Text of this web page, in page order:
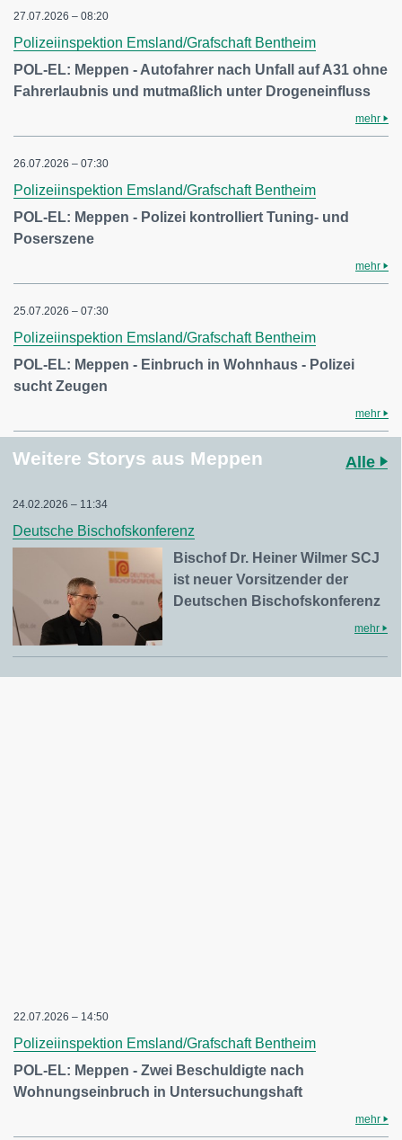
27.07.2026 – 08:20
Polizeiinspektion Emsland/Grafschaft Bentheim
POL-EL: Meppen - Autofahrer nach Unfall auf A31 ohne
Fahrerlaubnis und mutmaßlich unter Drogeneinfluss
mehr
26.07.2026 – 07:30
Polizeiinspektion Emsland/Grafschaft Bentheim
POL-EL: Meppen - Polizei kontrolliert Tuning- und
Poserszene
mehr
25.07.2026 – 07:30
Polizeiinspektion Emsland/Grafschaft Bentheim
POL-EL: Meppen - Einbruch in Wohnhaus - Polizei
sucht Zeugen
mehr
Weitere Storys aus Meppen Alle
24.02.2026 – 11:34
Deutsche Bischofskonferenz
Bischof Dr. Heiner Wilmer SCJ
ist neuer Vorsitzender der
Deutschen Bischofskonferenz
mehr
22.07.2026 – 14:50
Polizeiinspektion Emsland/Grafschaft Bentheim
POL-EL: Meppen - Zwei Beschuldigte nach
Wohnungseinbruch in Untersuchungshaft
mehr